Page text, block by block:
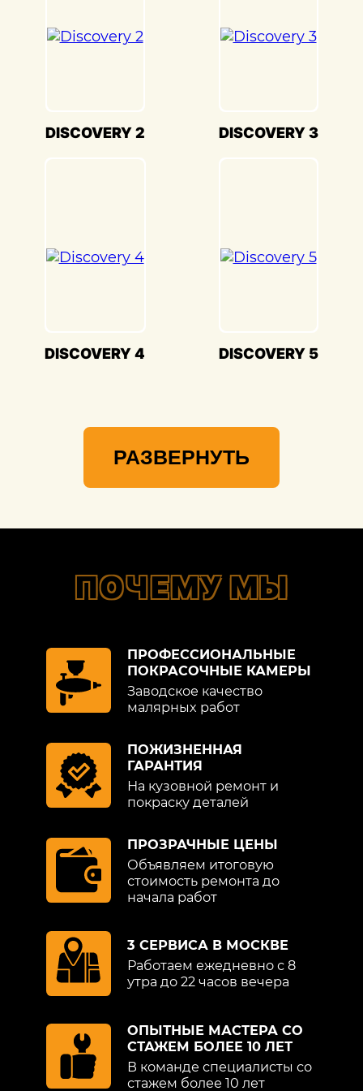
точного соответствия оригинальному
цвету и текстуре.
«Детейлингофъ» – это гарантия того, что
ваш автомобиль будет восстановлен с
предоставлять вам возможность
DISCOVERY 2 DISCOVERY 3
DISCOVERY 4 DISCOVERY 5
РАЗВЕРНУТЬ
ПОЧЕМУ МЫ
ПРОФЕССИОНАЛЬНЫЕ
ПОКРАСОЧНЫЕ КАМЕРЫ
Заводское качество
малярных работ
ПОЖИЗНЕННАЯ
ГАРАНТИЯ
На кузовной ремонт и
покраску деталей
ПРОЗРАЧНЫЕ ЦЕНЫ
Объявляем итоговую
стоимость ремонта до
начала работ
3 СЕРВИСА В МОСКВЕ
Работаем ежедневно с 8
утра до 22 часов вечера
ОПЫТНЫЕ МАСТЕРА СО
СТАЖЕМ БОЛЕЕ 10 ЛЕТ
В команде специалисты со
стажем более 10 лет